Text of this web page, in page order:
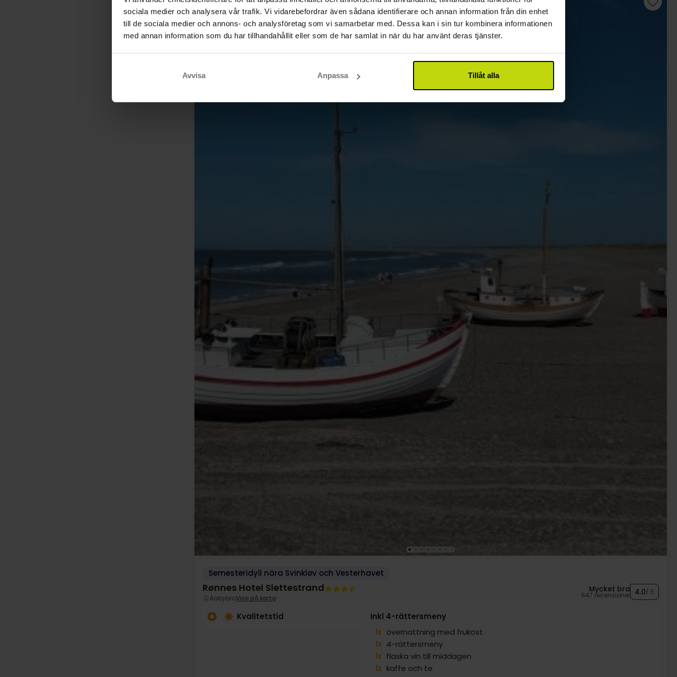
sociala medier och analysera vår trafik. Vi vidarebefordrar även sådana identifierare och annan information från din enhet
till de sociala medier och annons- och analysföretag som vi samarbetar med. Dessa kan i sin tur kombinera informationen
med annan information som du har tillhandahållit eller som de har samlat in när du har använt deras tjänster.
Avvisa Anpassa Tillåt alla
Semesteridyll nära Svinkløv och Vesterhavet
Rønnes Hotel Slettestrand
AabybroVisa på karta
Mycket bra
647 recensioner 4.0/ 5
Kvalitetstid
Inkl 4-rättersmeny
1x övernattning med frukost
1x 4-rättersmeny
1x flaska vin till middagen
1x kaffe och te